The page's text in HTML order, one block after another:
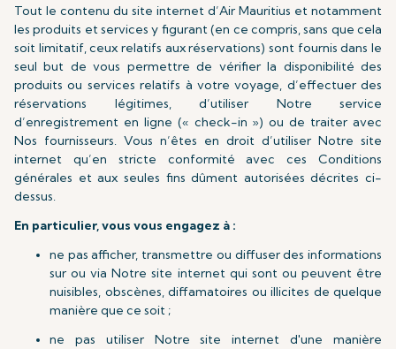
Tout le contenu du site internet d’Air Mauritius et notamment
les produits et services y figurant (en ce compris, sans que cela
soit limitatif, ceux relatifs aux réservations) sont fournis dans le
seul but de vous permettre de vérifier la disponibilité des
produits ou services relatifs à votre voyage, d’effectuer des
réservations légitimes, d’utiliser Notre service
d’enregistrement en ligne (« check-in ») ou de traiter avec
Nos fournisseurs. Vous n’êtes en droit d’utiliser Notre site
internet qu’en stricte conformité avec ces Conditions
générales et aux seules fins dûment autorisées décrites ci-
dessus.
En particulier, vous vous engagez à :
ne pas afficher, transmettre ou diffuser des informations
sur ou via Notre site internet qui sont ou peuvent être
nuisibles, obscènes, diffamatoires ou illicites de quelque
manière que ce soit ;
ne pas utiliser Notre site internet d'une manière